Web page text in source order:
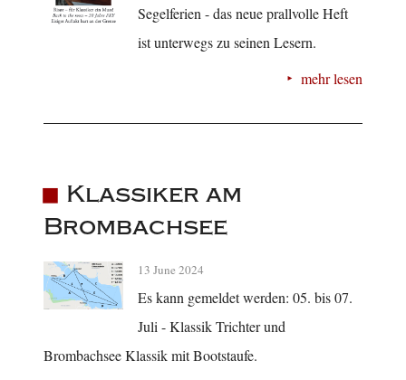
Segelferien - das neue prallvolle Heft
ist unterwegs zu seinen Lesern.
mehr lesen
Klassiker am
Brombachsee
13 June 2024
Es kann gemeldet werden: 05. bis 07.
Juli - Klassik Trichter und
Brombachsee Klassik mit Bootstaufe.